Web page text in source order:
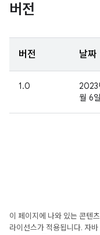
버전
버전 날짜
1.0
2023
월 6일
이 페이지에 나와 있는 콘텐
라이선스가 적용됩니다. 자